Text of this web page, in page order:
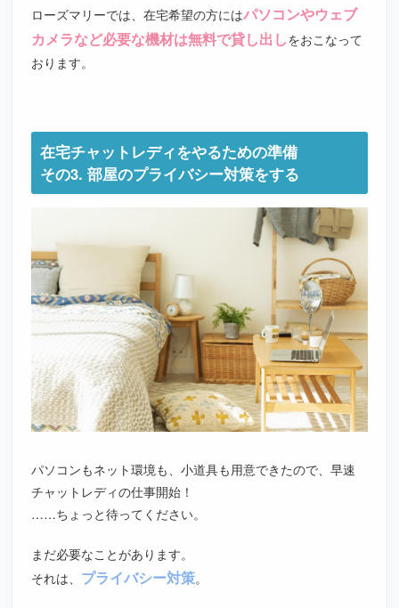
ローズマリーでは、在宅希望の方にはパソコンやウェブ
カメラなど必要な機材は無料で貸し出しをおこなって
おります。
在宅チャットレディをやるための準備
その3. 部屋のプライバシー対策をする
パソコンもネット環境も、小道具も用意できたので、早速
チャットレディの仕事開始！
……ちょっと待ってください。
まだ必要なことがあります。
それは、 プライバシー対策。